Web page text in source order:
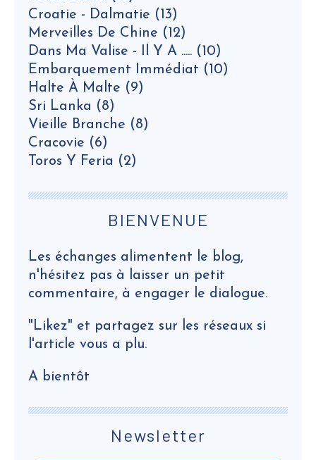
Newsletter
Croatie - Dalmatie (13)
Merveilles De Chine (12)
Dans Ma Valise - Il Y A ..... (10)
Embarquement Immédiat (10)
Halte À Malte (9)
Sri Lanka (8)
Vieille Branche (8)
Cracovie (6)
Toros Y Feria (2)
BIENVENUE
Les échanges alimentent le blog,
n'hésitez pas à laisser un petit
commentaire, à engager le dialogue.
"Likez" et partagez sur les réseaux si
l'article vous a plu.
A bientôt